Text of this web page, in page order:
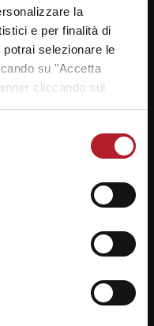
la
e per finalità di
selezionare le
su "Accetta
cliccando sul
e saranno attivati solo i
momento mediante il
pagina. Per ulteriori
Cookie